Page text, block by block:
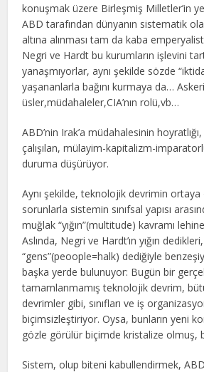
konuşmak üzere Birleşmiş Milletler’in
ABD tarafından dünyanın sistematik
altına alınması tam da kaba
Negri ve Hardt bu kurumların işlevini
yanaşmıyorlar, aynı şekilde sözde
yaşananlarla bağını kurmaya da… Askeri
üsler,müdahaleler,CIA’nın rolü,vb…
ABD’nin Irak’a müdahalesinin
çalışılan, mülayim-kapitalizm-
duruma düşürüyor.
Aynı şekilde, teknolojik devrimin ortaya
sorunlarla sistemin sınıfsal yapısı
muğlak “yığın”(multitude) kavramı
Aslında, Negri ve Hardt’ın yığın
“gens”(peoople=halk) dediğiyle
başka yerde bulunuyor: Bugün bir
tamamlanmamış teknolojik devrim,
devrimler gibi, sınıfları ve iş
biçimsizleştiriyor. Oysa, bunların yeni
gözle görülür biçimde kristalize olmuş,
Sistem, olup biteni kabullendirmek,